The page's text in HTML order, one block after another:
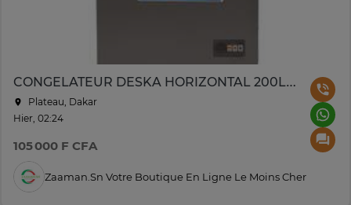
CONGELATEUR DESKA HORIZONTAL 200LITRES GRIS FRZ175DK7
Plateau, Dakar
Hier, 02:24
105 000 F CFA
Zaaman.sn Votre Boutique En Ligne Le Moins Cher